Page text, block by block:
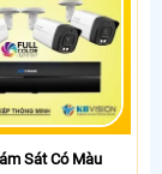
Sát Có Màu